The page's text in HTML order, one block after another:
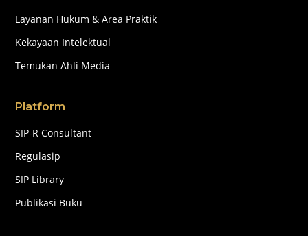
Layanan Hukum & Area Praktik
Kekayaan Intelektual
Temukan Ahli Media
Platform
SIP-R Consultant
Regulasip
SIP Library
Publikasi Buku